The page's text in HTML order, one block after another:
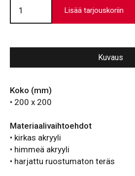
jännite
XT401
Lisää tarjouskoriin
Kuvaus
Koko (mm)
• 200 x 200
Materiaalivaihtoehdot
• kirkas akryyli
• himmeä akryyli
• harjattu ruostumaton teräs